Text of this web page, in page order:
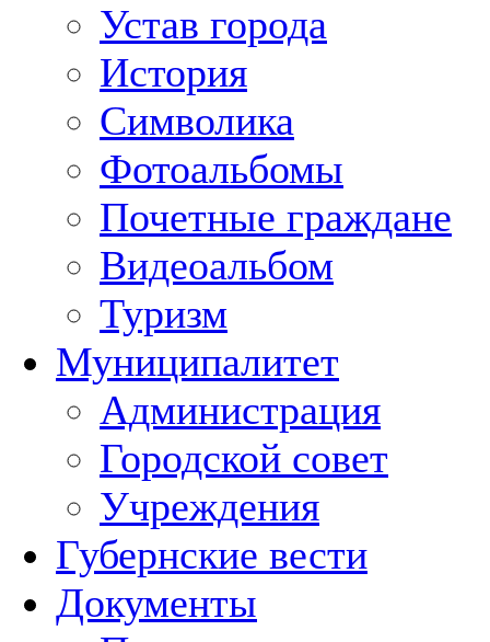
Устав города
История
Символика
Фотоальбомы
Почетные граждане
Видеоальбом
Туризм
Муниципалитет
Администрация
Городской совет
Учреждения
Губернские вести
Документы